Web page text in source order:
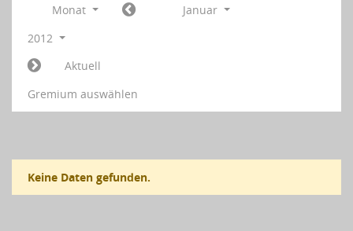
Monat
Januar
2012
Aktuell
Gremium auswählen
Keine Daten gefunden.